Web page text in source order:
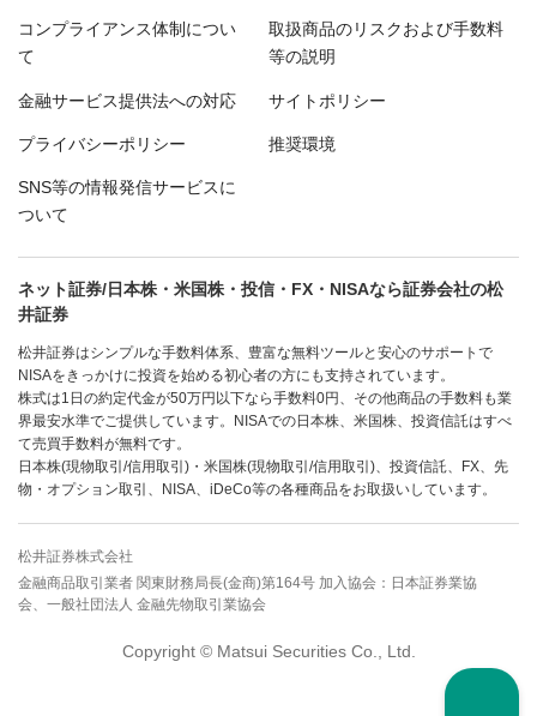
コンプライアンス体制につい
て
取扱商品のリスクおよび手数料
等の説明
金融サービス提供法への対応 サイトポリシー
プライバシーポリシー 推奨環境
SNS等の情報発信サービスに
ついて
ネット証券/日本株・米国株・投信・FX・NISAなら証券会社の松
井証券
松井証券はシンプルな手数料体系、豊富な無料ツールと安心のサポートで
NISAをきっかけに投資を始める初心者の方にも支持されています。
株式は1日の約定代金が50万円以下なら手数料0円、その他商品の手数料も業
界最安水準でご提供しています。NISAでの日本株、米国株、投資信託はすべ
て売買手数料が無料です。
日本株(現物取引/信用取引)・米国株(現物取引/信用取引)、投資信託、FX、先
物・オプション取引、NISA、iDeCo等の各種商品をお取扱いしています。
松井証券株式会社
金融商品取引業者 関東財務局長(金商)第164号 加入協会：日本証券業協
会、一般社団法人 金融先物取引業協会
Copyright © Matsui Securities Co., Ltd.